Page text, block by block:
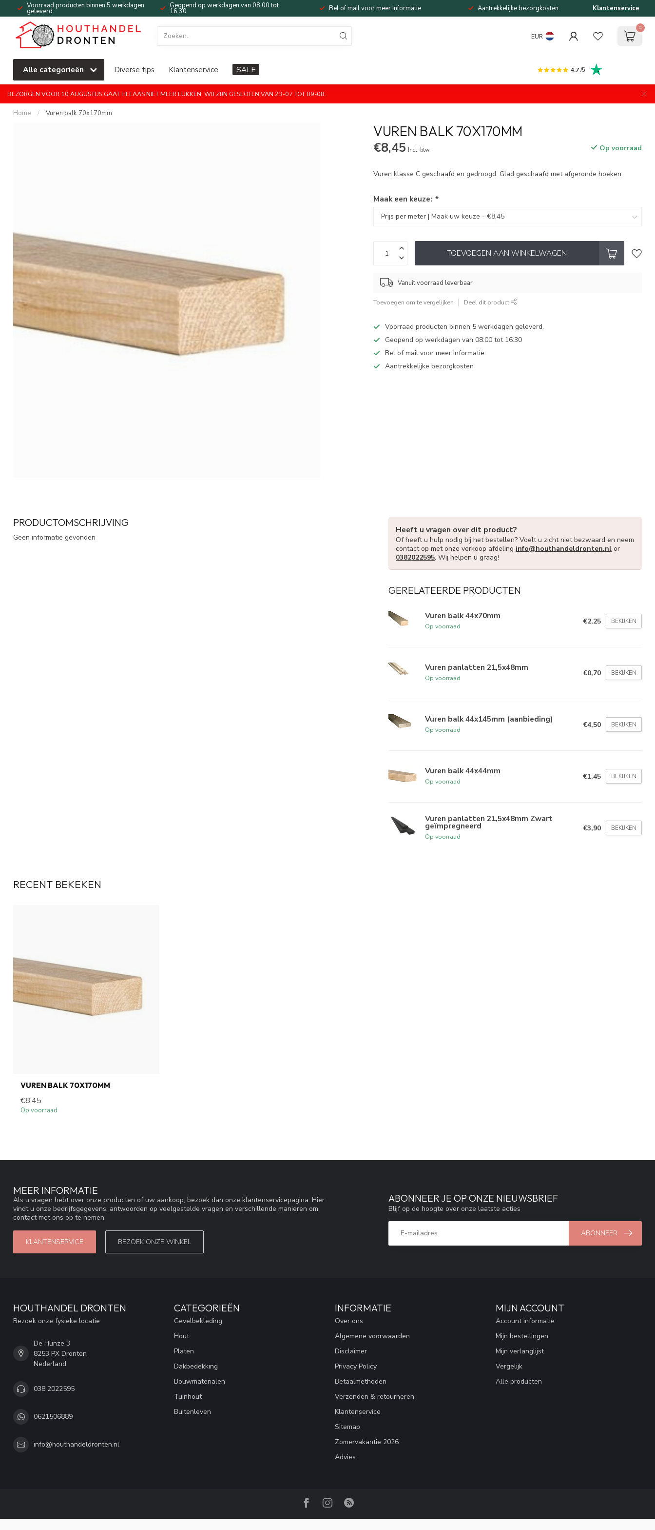
Voorraad producten binnen 5 werkdagen
geleverd.
Geopend op werkdagen van 08:00 tot
16:30 Bel of mail voor meer informatie Aantrekkelijke bezorgkosten Klantenservice
EUR
0
Alle categorieën Diverse tips Klantenservice SALE 4.7/5
BEZORGEN VOOR 10 AUGUSTUS GAAT HELAAS NIET MEER LUKKEN. WIJ ZIJN GESLOTEN VAN 23-07 TOT 09-08.
Home / Vuren balk 70x170mm
VUREN BALK 70X170MM
€8,45 Incl. btw Op voorraad
Vuren klasse C geschaafd en gedroogd. Glad geschaafd met afgeronde hoeken.
Maak een keuze: *
TOEVOEGEN AAN WINKELWAGEN
Vanuit voorraad leverbaar
Toevoegen om te vergelijken Deel dit product
Voorraad producten binnen 5 werkdagen geleverd.
Geopend op werkdagen van 08:00 tot 16:30
Bel of mail voor meer informatie
Aantrekkelijke bezorgkosten
PRODUCTOMSCHRIJVING
Geen informatie gevonden
Heeft u vragen over dit product?
Of heeft u hulp nodig bij het bestellen? Voelt u zicht niet bezwaard en neem
contact op met onze verkoop afdeling info@houthandeldronten.nl or
0382022595. Wij helpen u graag!
GERELATEERDE PRODUCTEN
Vuren balk 44x70mm
Op voorraad
€2,25 BEKIJKEN
Vuren panlatten 21,5x48mm
Op voorraad
€0,70 BEKIJKEN
Vuren balk 44x145mm (aanbieding)
Op voorraad
€4,50 BEKIJKEN
Vuren balk 44x44mm
Op voorraad
€1,45 BEKIJKEN
Vuren panlatten 21,5x48mm Zwart
geïmpregneerd
Op voorraad
€3,90 BEKIJKEN
RECENT BEKEKEN
VUREN BALK 70X170MM
€8,45
Op voorraad
MEER INFORMATIE
Als u vragen hebt over onze producten of uw aankoop, bezoek dan onze klantenservicepagina. Hier
vindt u onze bedrijfsgegevens, antwoorden op veelgestelde vragen en verschillende manieren om
contact met ons op te nemen.
KLANTENSERVICE BEZOEK ONZE WINKEL
ABONNEER JE OP ONZE NIEUWSBRIEF
Blijf op de hoogte over onze laatste acties
ABONNEER
HOUTHANDEL DRONTEN
Bezoek onze fysieke locatie
De Hunze 3
8253 PX Dronten
Nederland
038 2022595
0621506889
info@houthandeldronten.nl
CATEGORIEËN
Gevelbekleding
Hout
Platen
Dakbedekking
Bouwmaterialen
Tuinhout
Buitenleven
INFORMATIE
Over ons
Algemene voorwaarden
Disclaimer
Privacy Policy
Betaalmethoden
Verzenden & retourneren
Klantenservice
Sitemap
Zomervakantie 2026
Advies
MIJN ACCOUNT
Account informatie
Mijn bestellingen
Mijn verlanglijst
Vergelijk
Alle producten